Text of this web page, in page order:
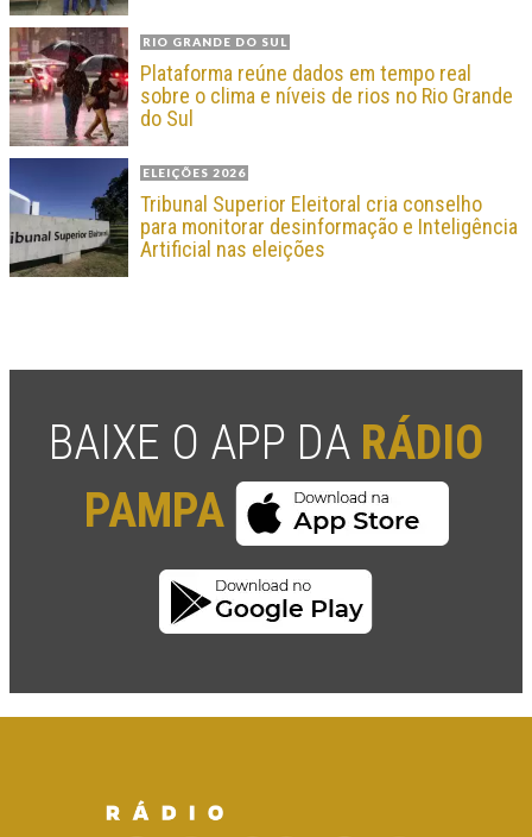
RIO GRANDE DO SUL
Plataforma reúne dados em tempo real
sobre o clima e níveis de rios no Rio Grande
do Sul
ELEIÇÕES 2026
Tribunal Superior Eleitoral cria conselho
para monitorar desinformação e Inteligência
Artificial nas eleições
BAIXE O APP DA RÁDIO
PAMPA